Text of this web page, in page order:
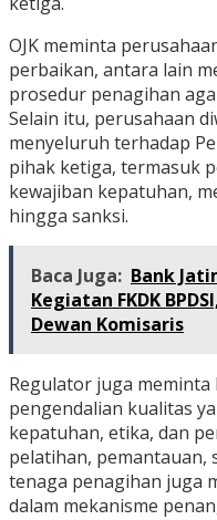
OJK meminta
perbaikan, antara lain
prosedur penagihan
Selain itu, perusahaan
menyeluruh terhadap
pihak ketiga, termasuk
kewajiban kepatuhan,
hingga sanksi.
Baca Juga: Bank
Kegiatan FKDK
Dewan Komisaris
Regulator juga
pengendalian kualitas
kepatuhan, etika, dan
pelatihan, pemantauan,
tenaga penagihan juga
dalam mekanisme